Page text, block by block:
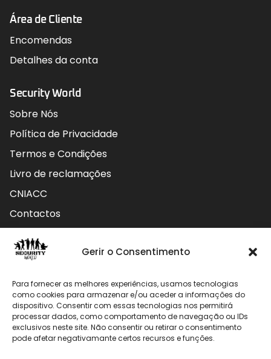
Gerir o Consentimento
Para fornecer as melhores experiências, usamos tecnologias
como cookies para armazenar e/ou aceder a informações do
dispositivo. Consentir com essas tecnologias nos permitirá
processar dados, como comportamento de navegação ou IDs
exclusivos neste site. Não consentir ou retirar o consentimento
pode afetar negativamante certos recursos e funções.
Área de Cliente
Encomendas
Detalhes da conta
Security World
Sobre Nós
Política de Privacidade
Termos e Condições
Livro de reclamações
CNIACC
Contactos
Contactos
912 009 740 (Chamada para rede móvel nacional)
geral@securityworld.pt